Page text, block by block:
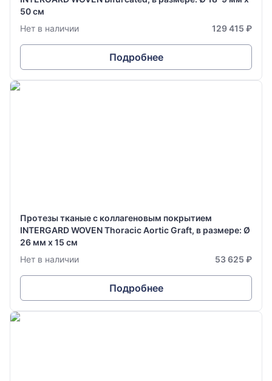
50 см
Нет в наличии
129 415 ₽
Подробнее
Протезы тканые с коллагеновым покрытием
INTERGARD WOVEN Thoracic Aortic Graft, в размере: Ø
26 мм х 15 см
Нет в наличии
53 625 ₽
Подробнее